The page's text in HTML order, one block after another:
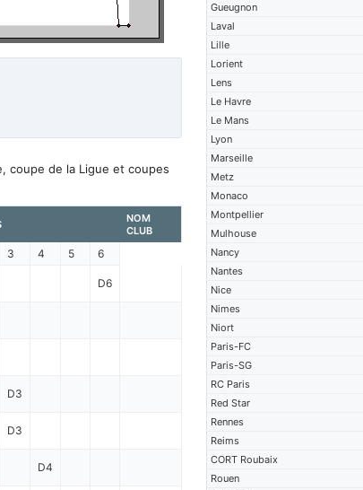
Gueugnon
Laval
Lille
Lorient
Lens
Le Havre
Le Mans
Lyon
Marseille
Metz
Monaco
Montpellier
Mulhouse
Nancy
Nantes
Nice
Nimes
Niort
Paris-FC
Paris-SG
RC Paris
Red Star
Rennes
Reims
CORT Roubaix
Rouen
coupe de la Ligue et coupes
NOM
CLUB
3 4 5 6
D6
D3
D3
D4